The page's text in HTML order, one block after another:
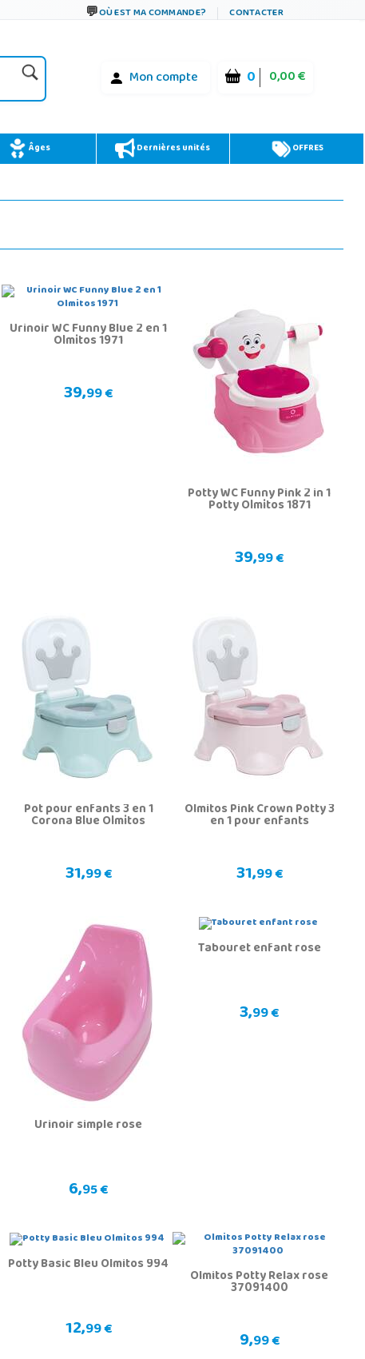
OÙ EST MA COMMANDE? CONTACTER
Mon compte 0 0,00 €
Âges Dernières unités OFFRES
Urinoir WC Funny Blue 2 en 1
Olmitos 1971
39,99 €
Potty WC Funny Pink 2 in 1
Potty Olmitos 1871
39,99 €
Pot pour enfants 3 en 1
Corona Blue Olmitos
31,99 €
Olmitos Pink Crown Potty 3
en 1 pour enfants
31,99 €
Urinoir simple rose
6,95 €
Tabouret enfant rose
3,99 €
Potty Basic Bleu Olmitos 994
12,99 €
Olmitos Potty Relax rose
37091400
9,99 €